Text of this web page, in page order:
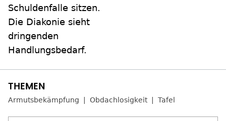
Schuldenfalle sitzen.
Die Diakonie sieht
dringenden
Handlungsbedarf.
Armutsbekämpfung Obdachlosigkeit Tafel